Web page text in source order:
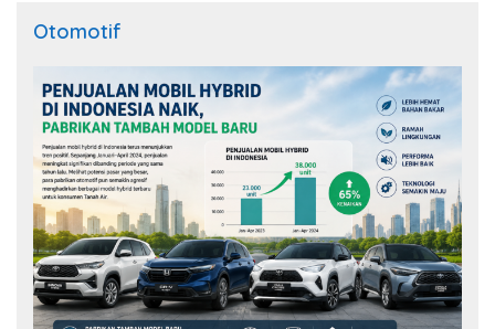
Otomotif